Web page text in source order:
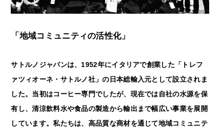
「地域コミュニティの活性化」
サトルノジャパンは、1952年にイタリアで創業した「トレフ
ァツィオーネ・サトルノ社」の日本総輸入元として設立されま
した。当初はコーヒー専門でしたが、現在では自社の水源を保
有し、清涼飲料水や食品の製造から輸出まで幅広い事業を展開
しています。私たちは、高品質な商材を通じて地域コミュニテ